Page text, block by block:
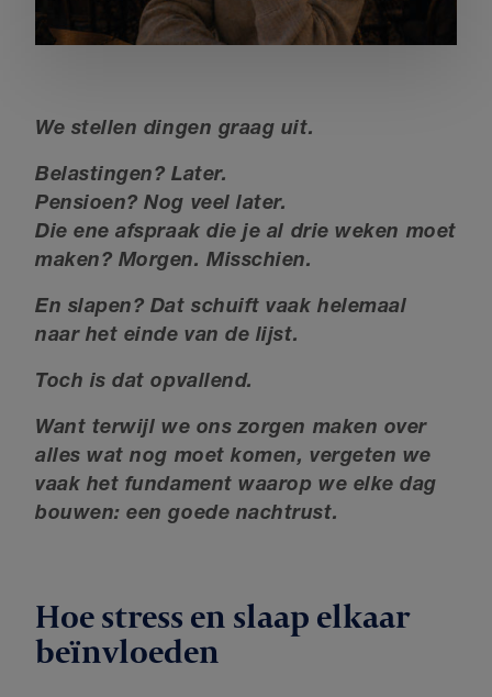
We stellen dingen graag uit.
Belastingen? Later.
Pensioen? Nog veel later.
Die ene afspraak die je al drie weken moet
maken? Morgen. Misschien.
En slapen? Dat schuift vaak helemaal
naar het einde van de lijst.
Toch is dat opvallend.
Want terwijl we ons zorgen maken over
alles wat nog moet komen, vergeten we
vaak het fundament waarop we elke dag
bouwen: een goede nachtrust.
Hoe stress en slaap elkaar
beïnvloeden